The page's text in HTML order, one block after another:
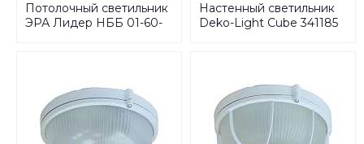
Потолочный светильник
ЭРА Лидер НББ 01-60-
Настенный светильник
Deko-Light Cube 341185